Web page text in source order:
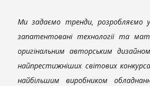
Ми задаємо тренди, розробляємо
запатентовані технології та
оригінальним авторським
найпрестижніших світових
найбільшим виробником